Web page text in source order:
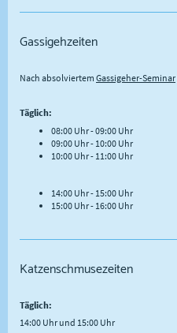
Gassigehzeiten
Nach absolviertem Gassigeher-Seminar
Täglich:
08:00 Uhr - 09:00 Uhr
09:00 Uhr - 10:00 Uhr
10:00 Uhr - 11:00 Uhr
14:00 Uhr - 15:00 Uhr
15:00 Uhr - 16:00 Uhr
Katzenschmusezeiten
Täglich:
14:00 Uhr und 15:00 Uhr